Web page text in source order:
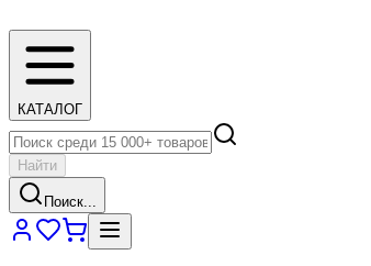
КАТАЛОГ
Найти
Поиск...